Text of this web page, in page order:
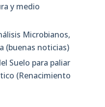
y medio
Microbianos,
(buenas noticias)
Suelo para paliar
(Renacimiento